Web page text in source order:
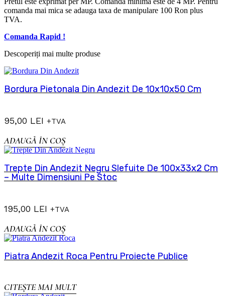
comanda mai mica se adauga taxa de manipulare 100 Ron plus
TVA.
Comanda Rapid !
Descoperiți mai multe produse
Bordura Pietonala Din Andezit De 10x10x50 Cm
95,00 LEI +TVA
ADAUGĂ ÎN COȘ
Trepte Din Andezit Negru Slefuite De 100x33x2 Cm
– Multe Dimensiuni Pe Stoc
195,00 LEI +TVA
ADAUGĂ ÎN COȘ
Piatra Andezit Roca Pentru Proiecte Publice
CITEȘTE MAI MULT